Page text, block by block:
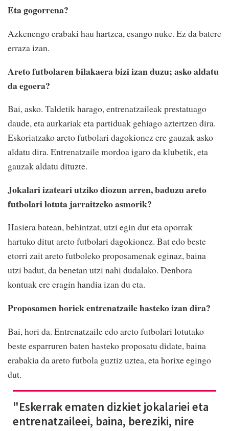
Eta gogorrena?
Azkenengo erabaki hau hartzea, esango nuke. Ez da batere
erraza izan.
Areto futbolaren bilakaera bizi izan duzu; asko aldatu
da egoera?
Bai, asko. Taldetik harago, entrenatzaileak prestatuago
daude, eta aurkariak eta partiduak gehiago aztertzen dira.
Eskoriatzako areto futbolari dagokionez ere gauzak asko
aldatu dira. Entrenatzaile mordoa igaro da klubetik, eta
gauzak aldatu dituzte.
Jokalari izateari utziko diozun arren, baduzu areto
futbolari lotuta jarraitzeko asmorik?
Hasiera batean, behintzat, utzi egin dut eta oporrak
hartuko ditut areto futbolari dagokionez. Bat edo beste
etorri zait areto futboleko proposamenak eginaz, baina
utzi badut, da benetan utzi nahi dudalako. Denbora
kontuak ere eragin handia izan du eta.
Proposamen horiek entrenatzaile hasteko izan dira?
Bai, hori da. Entrenatzaile edo areto futbolari lotutako
beste esparruren baten hasteko proposatu didate, baina
erabakia da areto futbola guztiz uztea, eta horixe egingo
dut.
"Eskerrak ematen dizkiet jokalariei eta
entrenatzaileei, baina, bereziki, nire